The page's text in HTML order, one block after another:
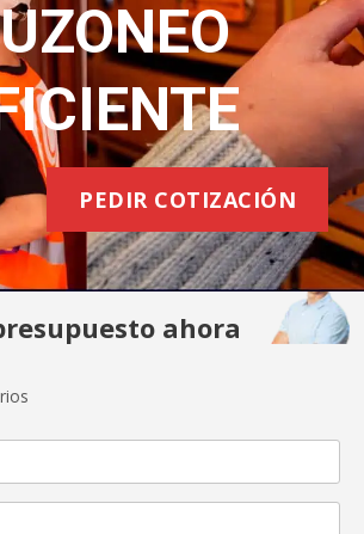
PEDIR COTIZACIÓN
ahora